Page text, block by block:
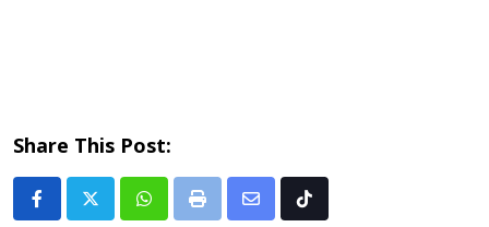
Share This Post:
Whatsapp
Print Share Tiktok